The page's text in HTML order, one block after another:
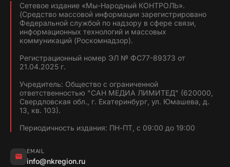
Сетевое издание «Мы-Народный КОНТРОЛЬ».
(Средство массовой информации зарегистрировано
Федеральной службой по надзору в сфере связи,
информационных технологий и массовых
коммуникаций (Роскомнадзор).
Регистрационный номер ЭЛ № ФС77-89373 от
21.04.2025 г.
Учредитель: Общество с ограниченной
ответственностью "САН МЕДИА ЛИМИТЕД" (620000,
Свердловская обл., г. Екатеринбург, ул. Юмашева, д.
13, кв. 103).
Периодичность издания: ПН-ПТ, с 09:00 до 19:00
EMAIL
info@nkregion.ru